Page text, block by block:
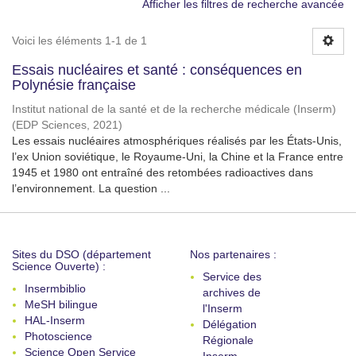
Afficher les filtres de recherche avancée
Voici les éléments 1-1 de 1
Essais nucléaires et santé : conséquences en
Polynésie française
Institut national de la santé et de la recherche médicale (Inserm)
(EDP Sciences, 2021)
Les essais nucléaires atmosphériques réalisés par les États-Unis,
l’ex Union soviétique, le Royaume-Uni, la Chine et la France entre
1945 et 1980 ont entraîné des retombées radioactives dans
l’environnement. La question ...
Sites du DSO (département
Science Ouverte) :
Insermbiblio
MeSH bilingue
HAL-Inserm
Photoscience
Science Open Service
Nos partenaires :
Service des
archives de
l'Inserm
Délégation
Régionale